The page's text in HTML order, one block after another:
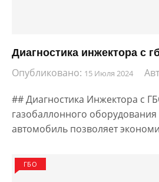
Диагностика инжектора с
Опубликовано: 15 Июля 2024
## Диагностика Инжектора с
газобаллонного
автомобиль позволяет
ГБО